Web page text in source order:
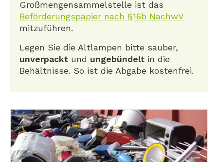
Großmengensammelstelle ist das
Beförderungspapier nach §16b NachwV
mitzuführen.
Legen Sie die Altlampen bitte sauber,
unverpackt und ungebündelt in die
Behältnisse. So ist die Abgabe kostenfrei.